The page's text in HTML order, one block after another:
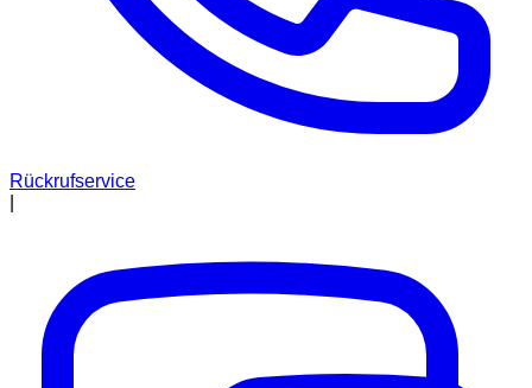
Rückrufservice